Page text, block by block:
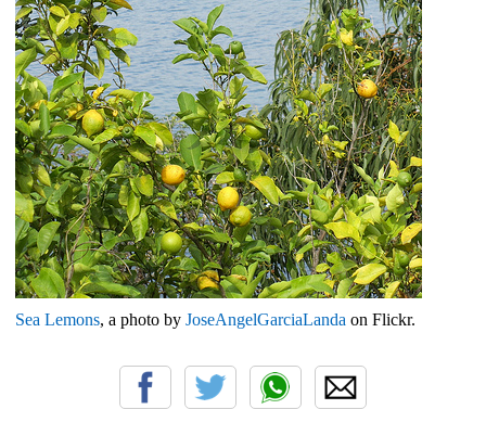
Sea Lemons, a photo by JoseAngelGarciaLanda on Flickr.